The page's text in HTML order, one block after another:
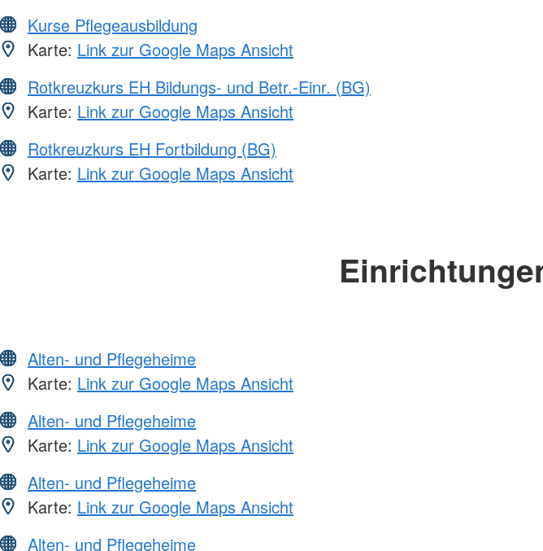
Kurse Pflegeausbildung
Karte: Link zur Google Maps Ansicht
Rotkreuzkurs EH Bildungs- und Betr.-Einr. (BG)
Karte: Link zur Google Maps Ansicht
Rotkreuzkurs EH Fortbildung (BG)
Karte: Link zur Google Maps Ansicht
Alten- und Pflegeheime
Karte: Link zur Google Maps Ansicht
Alten- und Pflegeheime
Karte: Link zur Google Maps Ansicht
Alten- und Pflegeheime
Karte: Link zur Google Maps Ansicht
Alten- und Pflegeheime